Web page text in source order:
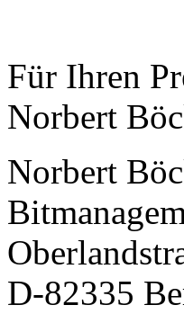
Für Ihren
Norbert
Norbert
D-82335